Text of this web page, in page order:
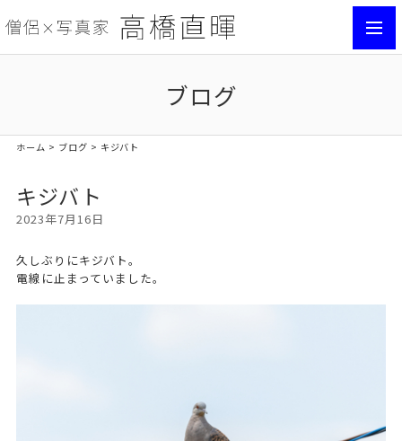
ブログ
ホーム > ブログ > キジバト
キジバト
2023年7月16日
久しぶりにキジバト。
電線に止まっていました。